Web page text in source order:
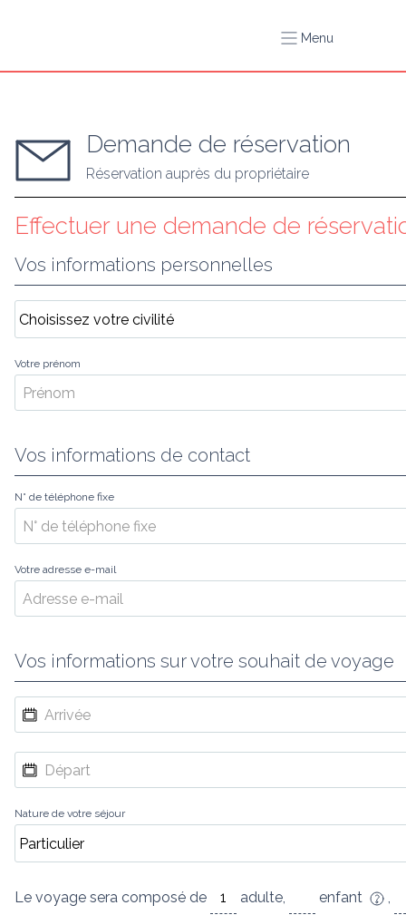
Menu
Demande de réservation
Réservation auprès du propriétaire
Effectuer une demande de
Vos informations personnelles
Votre prénom
Vos informations de contact
N° de téléphone fixe
Votre adresse e-mail
Vos informations sur votre souhait de voyage
Nature de votre séjour
Le voyage sera composé de adulte, enfant
,